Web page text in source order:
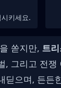
키세요.
쏟지만, 트
, 그리고 전
딛으며, 든든